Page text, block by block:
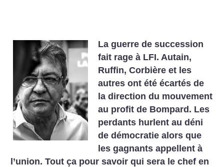
La guerre de succession
fait rage à LFI. Autain,
Ruffin, Corbière et les
autres ont été écartés de
la direction du mouvement
au profit de Bompard. Les
perdants hurlent au déni
de démocratie alors que
les gagnants appellent à
l’union. Tout ça pour savoir qui sera le chef en